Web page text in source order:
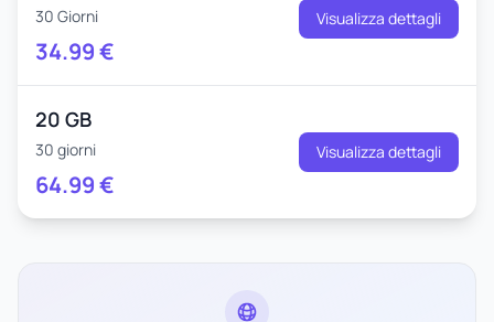
30 Giorni
34.99€
Visualizza dettagli
20 GB
30 giorni
64.99€
Visualizza dettagli